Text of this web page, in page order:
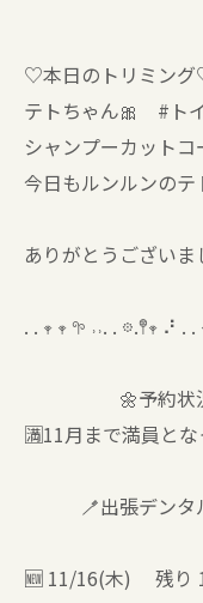
♡本日のトリミン
テトちゃん🎀 #ト
シャンプーカット
今日もルンルンの
ありがとうございま
. . 𖥧 𖥧 𖧧 ˒˒. . 𖡼.𖤣𖥧 ⠜ .
🌼予約状
🈵11月まで満員と
🪥出張デンタ
🆕 11/16(木) 残り